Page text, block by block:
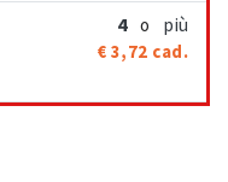
4 o più
€ 3,72 cad.